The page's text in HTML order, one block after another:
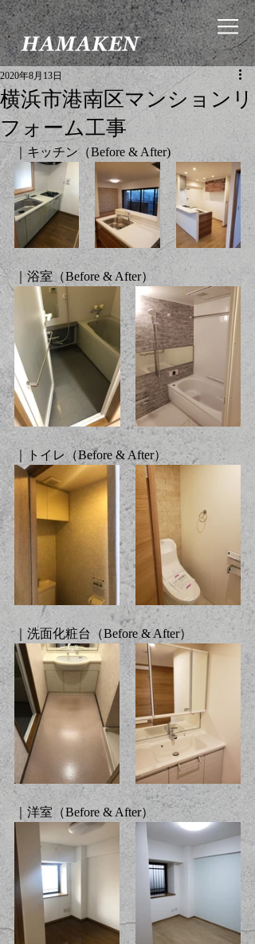
横浜市港南区マンションリ
フォーム工事
2020年8月13日
｜キッチン（Before & After)
｜浴室（Before & After）
｜トイレ（Before & After）
｜洗面化粧台（Before & After）
｜洋室（Before & After）